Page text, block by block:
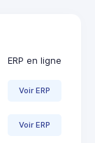
ERP en ligne
Voir ERP
Voir ERP